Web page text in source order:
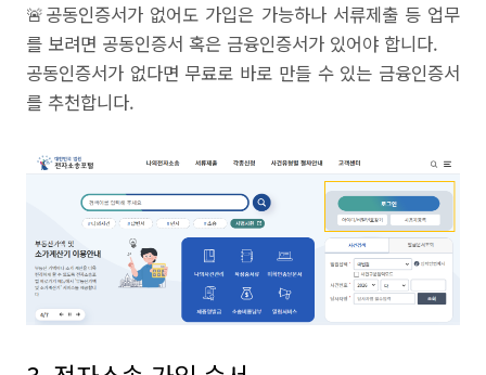
🚨공동인증서가 없어도 가입은 가능하나 서류제출 등 업무
를 보려면 공동인증서 혹은 금융인증서가 있어야 합니다.
공동인증서가 없다면 무료로 바로 만들 수 있는 금융인증서
를 추천합니다.